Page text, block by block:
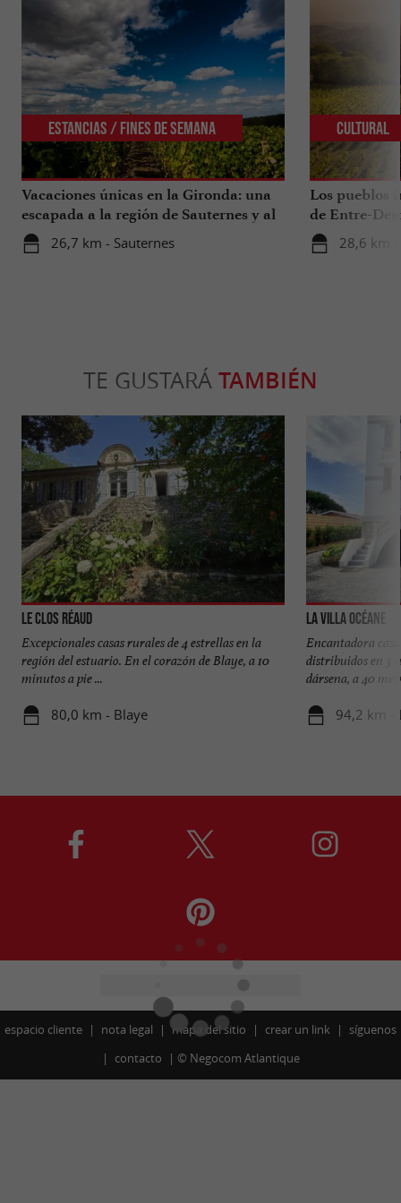
Vacaciones únicas en la Gironda: una
escapada a la región de Sauternes y al
sur de la Gironda
26,7 km - Sauternes
Estancias / Fines de Semana
Los pueblos
de Entre-
28,6 km -
Cultural
TE GUSTARÁ TAMBIÉN
Le Clos Réaud
Excepcionales casas rurales de 4 estrellas en la
región del estuario. En el corazón de Blaye, a 10
minutos a pie ...
80,0 km - Blaye
La Villa Océane
Encantadora
distribuidos en 3
dársena, a 40
94,2 km -
espacio cliente nota legal mapa del sitio crear un link
síguenos
contacto
© Negocom Atlantique